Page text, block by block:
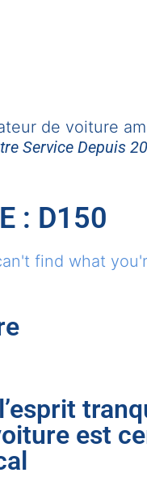
Service Depuis
: D150
find what
est